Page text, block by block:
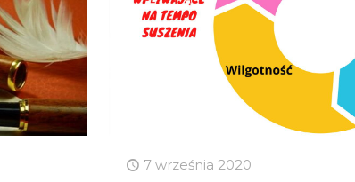
7 września 2020